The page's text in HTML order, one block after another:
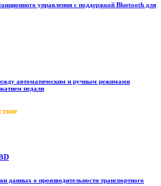
управления с поддержкой Bluetooth для
автоматическим и ручным режимами
педали
данных о производительности транспортного